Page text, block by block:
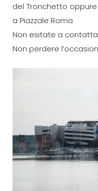
del Tronchetto oppure
a Piazzale Roma
Non esitate a
Non perdere